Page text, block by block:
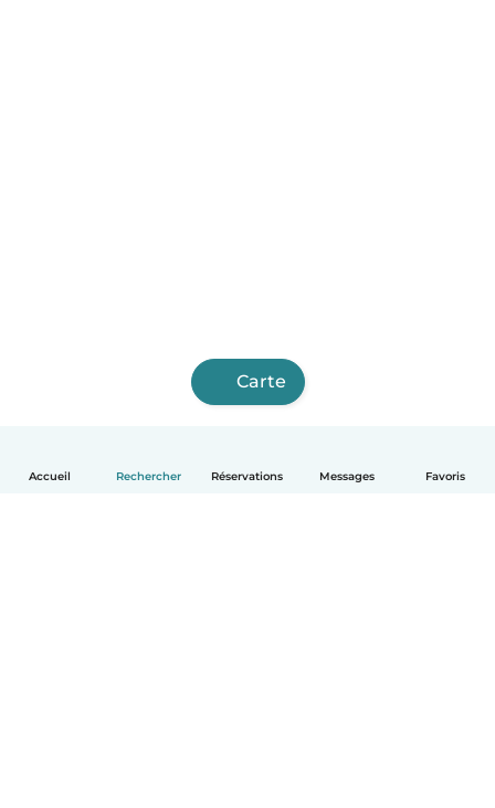
Accueil Rechercher Réservations Messages Favoris
Carte